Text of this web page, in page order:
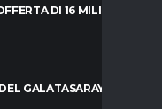
DI 16 MILIONI DAL
GALATASARAY: “FAI